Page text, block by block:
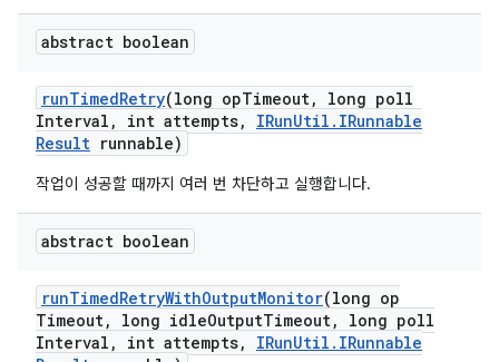
abstract boolean
runTimedRetry(long opTimeout,
long poll
Interval , int attempts, IRunUtil . IRunnable
Result runnable)
작업이 성공할 때까지 여러 번 차단하고 실행합니다.
abstract boolean
runTimedRetryWithOutputMonitor(long op
Timeout, long idleOutputTimeout,
long poll
Interval , int attempts, IRunUtil . IRunnable